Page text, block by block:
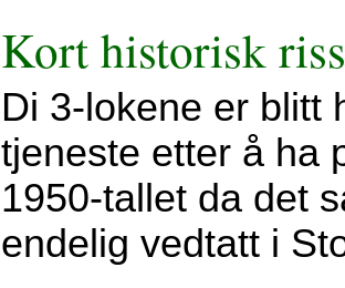
Kort historisk riss
Di 3-lokene er blitt
tjeneste etter å ha
1950-tallet da det
endelig vedtatt i